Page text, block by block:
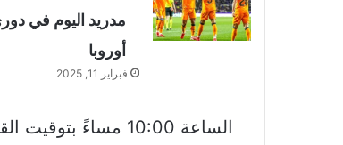
مدريد اليوم في
أوروبا
فبراير 11, 2025
الساعة 10:00 مساءً بتوقيت القاهرة.